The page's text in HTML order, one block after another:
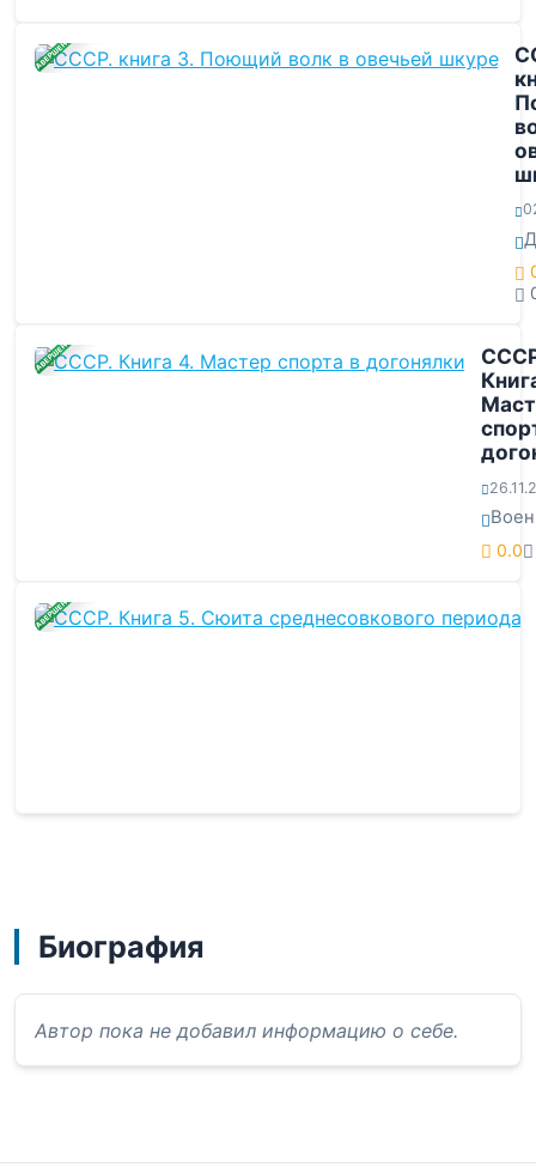
ЗАВЕРШЕНА
ЗАВЕРШЕНА
0.0
ЗАВЕРШЕНА
Биография
Автор пока не добавил информацию о себе.